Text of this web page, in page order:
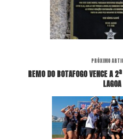
PRÓXIMO
REMO DO BOTAFOGO VENCE A
LAGOA